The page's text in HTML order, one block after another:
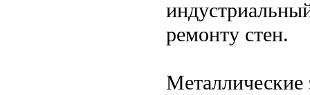
ремонту стен.
Металлические